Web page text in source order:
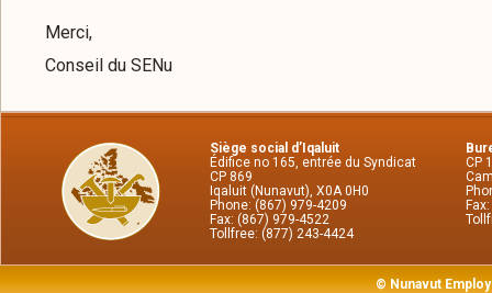
Merci,
Conseil du SENu
Siège social d’Iqaluit
Édifice no 165, entrée du Syndicat
CP 869
Iqaluit (Nunavut), X0A 0H0
Phone: (867) 979-4209
Fax: (867) 979-4522
Tollfree: (877) 243-4424
CP
© Nunavut